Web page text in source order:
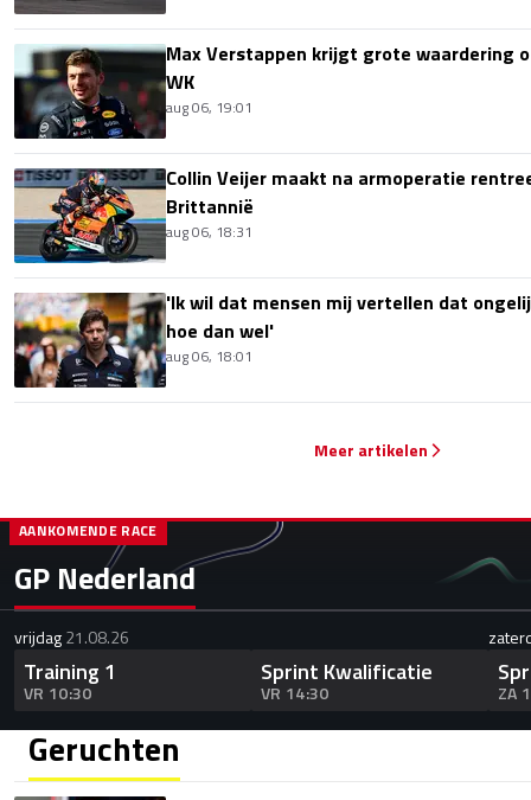
Max Verstappen krijgt grote waardering
WK
aug 06, 19:01
Collin Veijer maakt na armoperatie
Brittannië
aug 06, 18:31
'Ik wil dat mensen mij vertellen dat
hoe dan wel'
aug 06, 18:01
Meer artikelen
GP Nederland
AANKOMENDE RACE
vrijdag21.08.26
Training 1
VR 10:30
Sprint Kwalificatie
VR 14:30 ZA
Geruchten